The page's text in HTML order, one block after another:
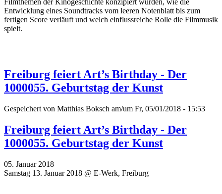
Filmthemen der Kinogeschichte konzipiert wurden, wie die
Entwicklung eines Soundtracks vom leeren Notenblatt bis zum
fertigen Score verläuft und welch einflussreiche Rolle die Filmmusik
spielt.
Freiburg feiert Art’s Birthday - Der
1000055. Geburtstag der Kunst
Gespeichert von Matthias Boksch am/um Fr, 05/01/2018 - 15:53
Freiburg feiert Art’s Birthday - Der
1000055. Geburtstag der Kunst
05. Januar 2018
Samstag 13. Januar 2018 @ E-Werk, Freiburg